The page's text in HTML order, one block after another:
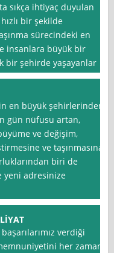
sıkça ihtiyaç duyulan
bir şekilde
sürecindeki en
insanlara büyük bir
bir şehirde yaşayanlar
en büyük şehirlerinden
gün nüfusu artan,
ve değişim,
ve taşınmasına
biri de
yeni adresinize
verdiği
her zaman